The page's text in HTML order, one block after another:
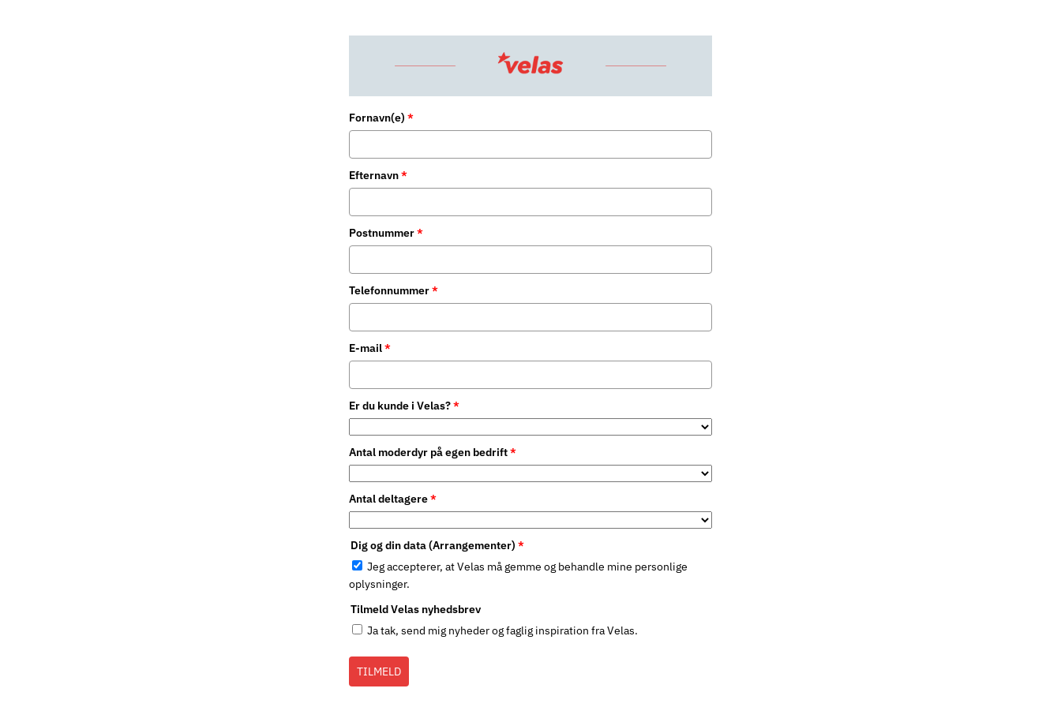
Fornavn(e) *
Efternavn*
Postnummer*
Telefonnummer*
E-mail*
Er du kunde i Velas?*
Antal moderdyr på egen bedrift*
Antal deltagere*
Dig og din data (Arrangementer) *
Jeg accepterer, at Velas må gemme og behandle mine personlige
oplysninger.
Tilmeld Velas nyhedsbrev
Ja tak, send mig nyheder og faglig inspiration fra Velas.
TILMELD